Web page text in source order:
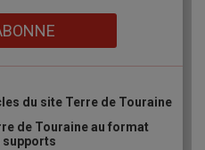
du site Terre de Touraine
de Touraine au format
supports